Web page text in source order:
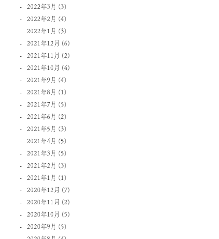
2022年3月 (3)
2022年2月 (4)
2022年1月 (3)
2021年12月 (6)
2021年11月 (2)
2021年10月 (4)
2021年9月 (4)
2021年8月 (1)
2021年7月 (5)
2021年6月 (2)
2021年5月 (3)
2021年4月 (5)
2021年3月 (5)
2021年2月 (3)
2021年1月 (1)
2020年12月 (7)
2020年11月 (2)
2020年10月 (5)
2020年9月 (5)